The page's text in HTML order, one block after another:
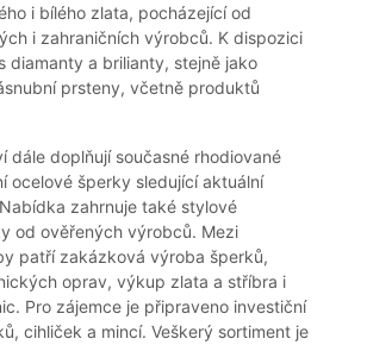
i bílého zlata, pocházející od
i zahraničních výrobců. K dispozici
diamanty a brilianty, stejně jako
prsteny, včetně produktů
dále doplňují současné rhodiované
ocelové šperky sledující aktuální
zahrnuje také stylové
od ověřených výrobců. Mezi
patří zakázková výroba šperků,
oprav, výkup zlata a stříbra i
Pro zájemce je připraveno investiční
cihliček a mincí. Veškerý sortiment je